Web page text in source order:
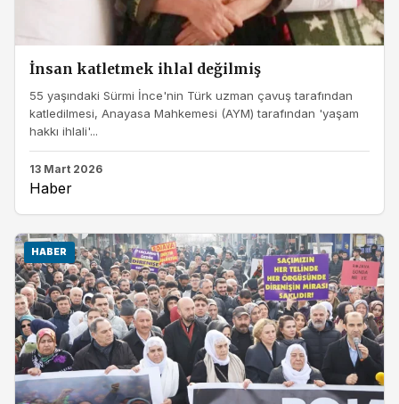
İnsan katletmek ihlal değilmiş
55 yaşındaki Sürmi İnce'nin Türk uzman çavuş tarafından
katledilmesi, Anayasa Mahkemesi (AYM) tarafından 'yaşam
hakkı ihlali'...
13 Mart 2026
Haber
HABER